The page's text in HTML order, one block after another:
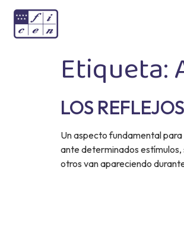
Etiqueta:
LOS REFLEJOS
Un aspecto fundamental
ante determinados estímulos,
otros van apareciendo